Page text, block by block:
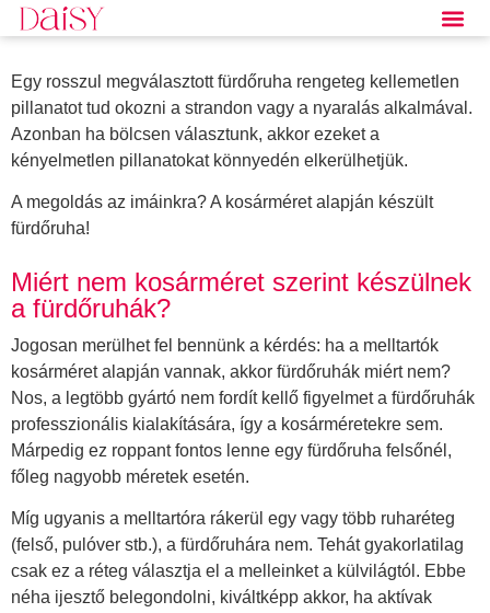
Egy rosszul megválasztott fürdőruha rengeteg kellemetlen
pillanatot tud okozni a strandon vagy a nyaralás alkalmával.
Azonban ha bölcsen választunk, akkor ezeket a
kényelmetlen pillanatokat könnyedén elkerülhetjük.
A megoldás az imáinkra? A kosárméret alapján készült
fürdőruha!
Miért nem kosárméret szerint készülnek
a fürdőruhák?
Jogosan merülhet fel bennünk a kérdés: ha a melltartók
kosárméret alapján vannak, akkor fürdőruhák miért nem?
Nos, a legtöbb gyártó nem fordít kellő figyelmet a fürdőruhák
professzionális kialakítására, így a kosárméretekre sem.
Márpedig ez roppant fontos lenne egy fürdőruha felsőnél,
főleg nagyobb méretek esetén.
Míg ugyanis a melltartóra rákerül egy vagy több ruharéteg
(felső, pulóver stb.), a fürdőruhára nem. Tehát gyakorlatilag
csak ez a réteg választja el a melleinket a külvilágtól. Ebbe
néha ijesztő belegondolni, kiváltképp akkor, ha aktívak